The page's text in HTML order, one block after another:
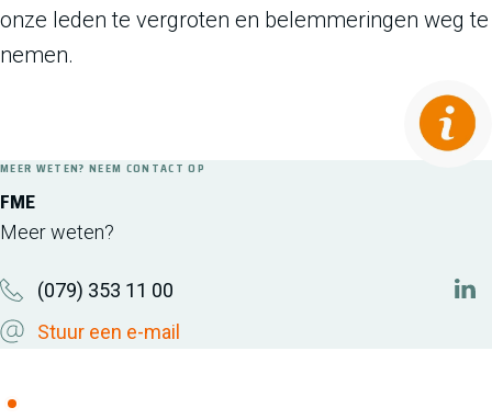
onze leden te vergroten en belemmeringen weg te
nemen.
MEER WETEN? NEEM CONTACT OP
FME
Meer weten?
(079) 353 11 00
Stuur een e-mail